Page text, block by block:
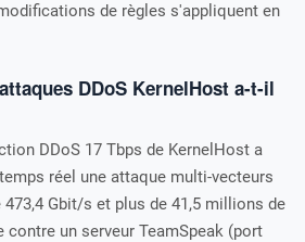
de règles s'appliquent en
DDoS KernelHost a-t-il
DDoS 17 Tbps de KernelHost a
réel une attaque multi-vecteurs
Gbit/s et plus de 41,5 millions de
contre un serveur TeamSpeak (port